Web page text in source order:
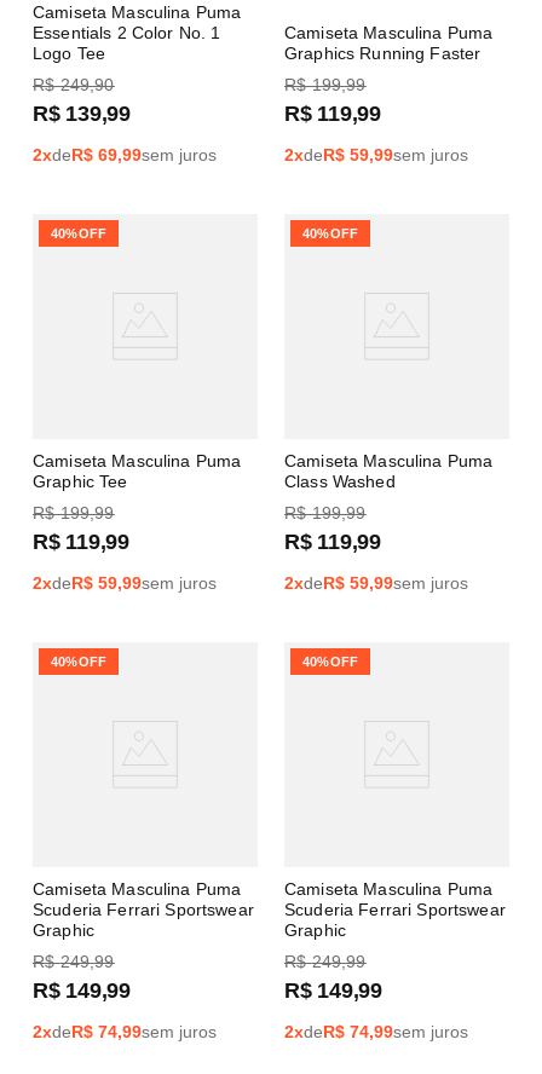
Camiseta Masculina Puma
Essentials 2 Color No. 1
Logo Tee
R$ 249,90
R$ 139,99
2xdeR$ 69,99sem juros
Camiseta Masculina Puma
Graphics Running Faster
R$ 199,99
R$ 119,99
2xdeR$ 59,99sem juros
Camiseta Masculina Puma
Graphic Tee
40%OFF
R$ 199,99
R$ 119,99
2xdeR$ 59,99sem juros
Camiseta Masculina Puma
Class Washed
40%OFF
R$ 199,99
R$ 119,99
2xdeR$ 59,99sem juros
Camiseta Masculina Puma
Scuderia Ferrari Sportswear
Graphic
40%OFF
R$ 249,99
R$ 149,99
2xdeR$ 74,99sem juros
Camiseta Masculina Puma
Scuderia Ferrari Sportswear
Graphic
40%OFF
R$ 249,99
R$ 149,99
2xdeR$ 74,99sem juros